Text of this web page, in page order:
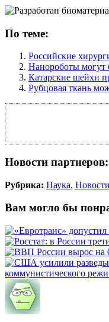
По теме:
Российские
Нанороботы могут
Катарские шейхи
Рубцовая ткань
Новости партнеров:
Рубрика: Наука, Новости
Вам могло бы
коммунистического